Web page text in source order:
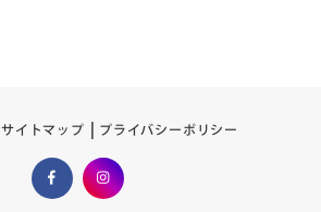
サイトマップ プライバシーポリシー